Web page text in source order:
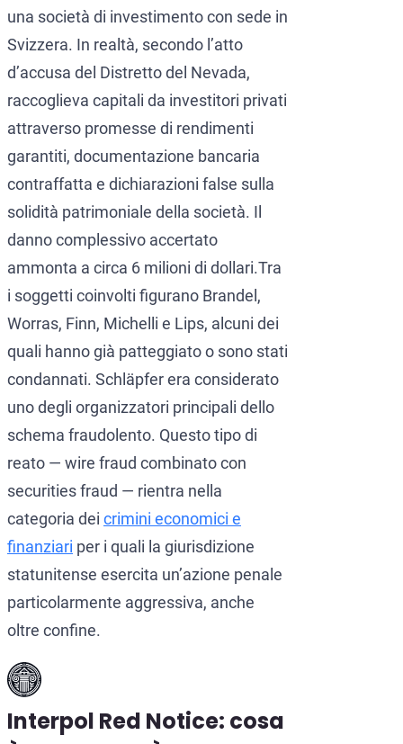
una società di investimento con sede in
Svizzera. In realtà, secondo l’atto
d’accusa del Distretto del Nevada,
raccoglieva capitali da investitori privati
attraverso promesse di rendimenti
garantiti, documentazione bancaria
contraffatta e dichiarazioni false sulla
solidità patrimoniale della società. Il
danno complessivo accertato
ammonta a circa 6 milioni di dollari.Tra
i soggetti coinvolti figurano Brandel,
Worras, Finn, Michelli e Lips, alcuni dei
quali hanno già patteggiato o sono stati
condannati. Schläpfer era considerato
uno degli organizzatori principali dello
schema fraudolento. Questo tipo di
reato — wire fraud combinato con
securities fraud — rientra nella
categoria dei crimini economici e
finanziari per i quali la giurisdizione
statunitense esercita un’azione penale
particolarmente aggressiva, anche
oltre confine.
Interpol Red Notice: cosa